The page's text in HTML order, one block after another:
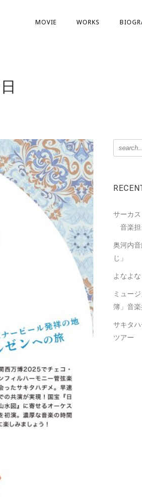
MOVIE WORKS
サーカ
音楽担
奥河内
じ」
よなよ
ミュー
簿」音
サキタ
ツアー